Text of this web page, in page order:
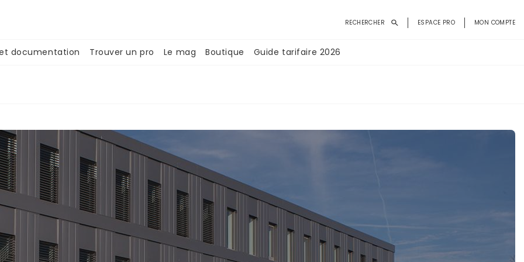
Menu
RECHERCHER ESPACE PRO MON COMPTE
documentation Trouver un pro Le mag Boutique Guide tarifaire 2026